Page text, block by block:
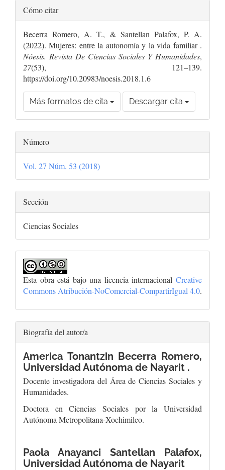
Detalles
del
artículo
Cómo citar
Becerra Romero, A. T., & Santellan Palafox, P. A.
(2022). Mujeres: entre la autonomía y la vida familiar .
Nóesis. Revista De Ciencias Sociales Y Humanidades,
27(53), 121–139.
https://doi.org/10.20983/noesis.2018.1.6
Más formatos de cita Descargar cita
Número
Vol. 27 Núm. 53 (2018)
Sección
Ciencias Sociales
Esta obra está bajo una licencia internacional Creative
Commons Atribución-NoComercial-CompartirIgual 4.0.
Biografía del autor/a
America Tonantzin Becerra Romero,
Universidad Autónoma de Nayarit .
Docente investigadora del Área de Ciencias Sociales y
Humanidades.
Doctora en Ciencias Sociales por la Universidad
Autónoma Metropolitana-Xochimilco.
Paola Anayanci Santellan Palafox,
Universidad Autónoma de Nayarit